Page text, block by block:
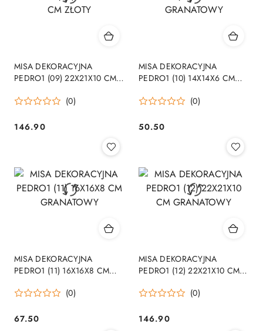
MISA DEKORACYJNA
PEDRO1 (09) 22X21X10 CM
(0)
Cena:
146.90
MISA DEKORACYJNA
PEDRO1 (10) 14X14X6 CM
(0)
Cena:
50.50
MISA DEKORACYJNA
PEDRO1 (11) 16X16X8 CM
(0)
Cena:
67.50
MISA DEKORACYJNA
PEDRO1 (12) 22X21X10 CM
(0)
Cena:
146.90